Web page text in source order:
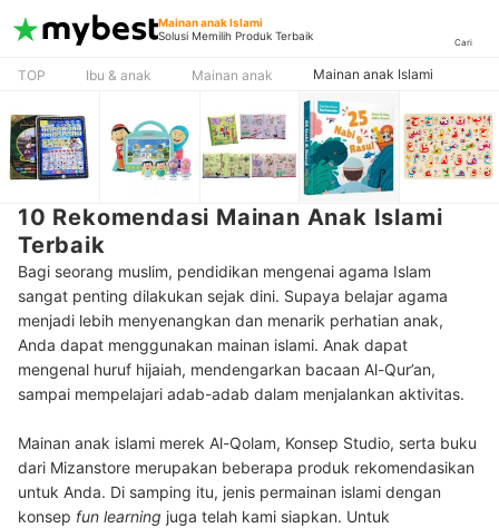
Mainan anak Islami
Solusi Memilih Produk Terbaik
Cari
TOP Ibu & anak Mainan anak Mainan anak Islami
10 Rekomendasi Mainan Anak Islami
Terbaik
Bagi seorang muslim, pendidikan mengenai agama Islam
sangat penting dilakukan sejak dini. Supaya belajar agama
menjadi lebih menyenangkan dan menarik perhatian anak,
Anda dapat menggunakan mainan islami. Anak dapat
mengenal huruf hijaiah, mendengarkan bacaan Al-Qur’an,
sampai mempelajari adab-adab dalam menjalankan aktivitas.
Mainan anak islami merek Al-Qolam, Konsep Studio, serta buku
dari Mizanstore merupakan beberapa produk rekomendasikan
untuk Anda. Di samping itu, jenis permainan islami dengan
konsep fun learning juga telah kami siapkan. Untuk